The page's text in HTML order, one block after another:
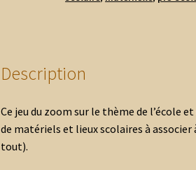
Description
Ce jeu du zoom sur le thème de l’école
de matériels et lieux scolaires à
tout).